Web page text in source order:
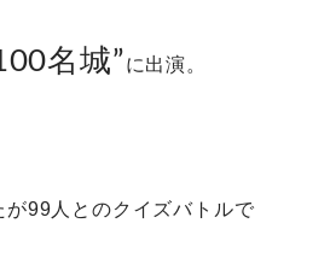
名城”に出演。
99人とのクイズバトルで